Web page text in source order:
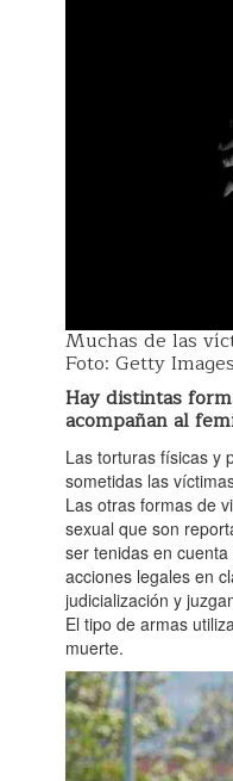
Muchas de las
Foto: Getty Images
Hay distintas
acompañan al
Las torturas físicas y
sometidas las
Las otras formas de
sexual que son
ser tenidas en
acciones legales en
judicialización y
El tipo de armas
muerte.